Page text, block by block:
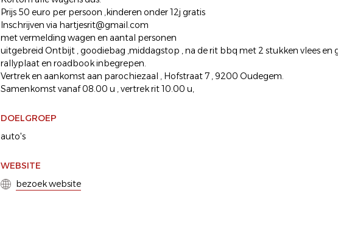
Prijs 50 euro per persoon ,kinderen onder 12j gratis
Inschrijven via hartjesrit@gmail.com
met vermelding wagen en aantal personen
uitgebreid Ontbijt , goodiebag ,middagstop , na de rit bbq met 2 stukken vlees en
rallyplaat en roadbook inbegrepen.
Vertrek en aankomst aan parochiezaal , Hofstraat 7 , 9200 Oudegem.
Samenkomst vanaf 08.00 u , vertrek rit 10.00 u,
DOELGROEP
auto's
WEBSITE
bezoek website